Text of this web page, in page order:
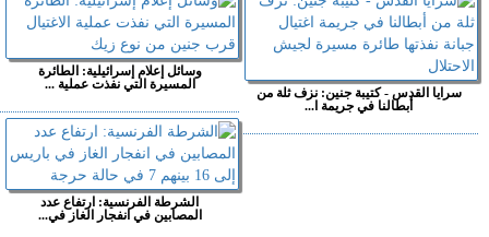
سرايا القدس - كتيبة جنين: نزف ثلة من
أبطالنا في جريمة ا...
وسائل إعلام إسرائيلية: الطائرة
المسيرة التي نفذت عملية ...
الشرطة الفرنسية: ارتفاع عدد
المصابين في انفجار الغاز في...